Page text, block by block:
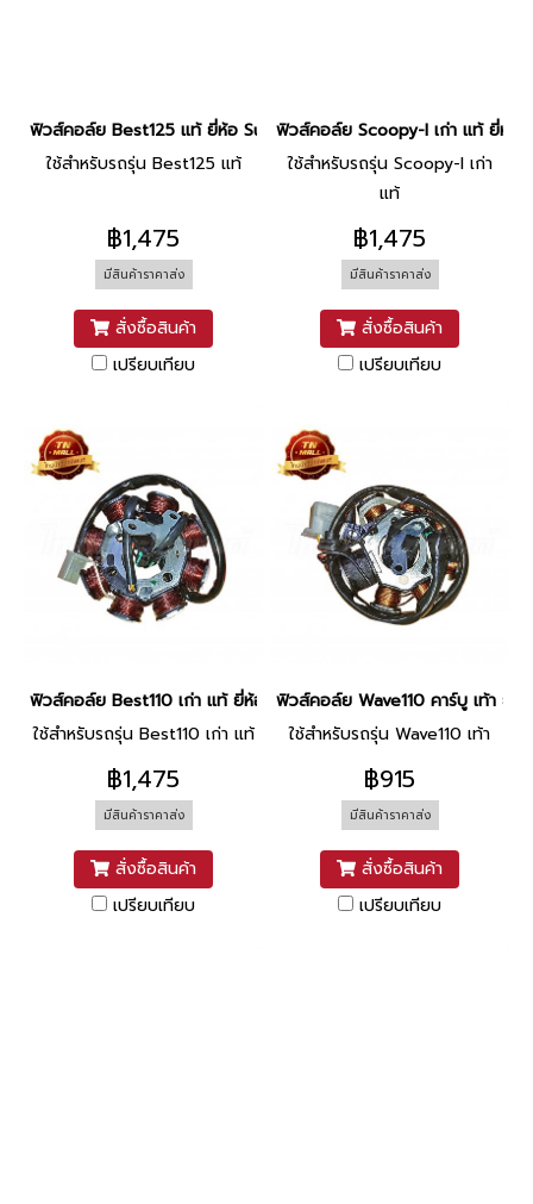
ฟิวส์คอล์ย Best125 แท้ ยี่ห้อ Suzuki
ใช้สำหรับรถรุ่น Best125 แท้
฿1,475
มีสินค้าราคาส่ง
สั่งซื้อสินค้า
เปรียบเทียบ
ฟิวส์คอล์ย Scoopy-I เก่า แท้ ยี่ห้อ
ใช้สำหรับรถรุ่น Scoopy-I เก่า
แท้
฿1,475
มีสินค้าราคาส่ง
สั่งซื้อสินค้า
เปรียบเทียบ
ฟิวส์คอล์ย Best110 เก่า แท้ ยี่ห้อ Suzuki
ใช้สำหรับรถรุ่น Best110 เก่า แท้
฿1,475
มีสินค้าราคาส่ง
สั่งซื้อสินค้า
เปรียบเทียบ
ฟิวส์คอล์ย Wave110 คาร์บู เท้า ยี่ห้
ใช้สำหรับรถรุ่น Wave110 เท้า
฿915
มีสินค้าราคาส่ง
สั่งซื้อสินค้า
เปรียบเทียบ